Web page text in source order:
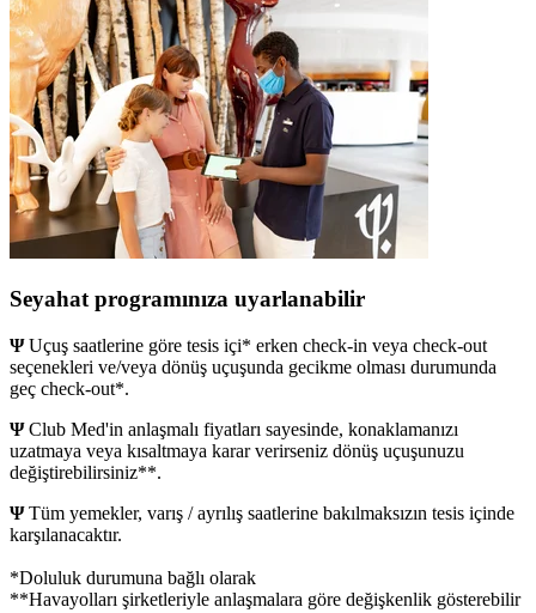
Seyahat programınıza uyarlanabilir
ΨUçuş saatlerine göre tesis içi* erken check-in veya check-out
seçenekleri ve/veya dönüş uçuşunda gecikme olması durumunda
geç check-out*.
ΨClub Med'in anlaşmalı fiyatları sayesinde, konaklamanızı
uzatmaya veya kısaltmaya karar verirseniz dönüş uçuşunuzu
değiştirebilirsiniz**.
ΨTüm yemekler, varış / ayrılış saatlerine bakılmaksızın tesis içinde
karşılanacaktır.
*Doluluk durumuna bağlı olarak
**Havayolları şirketleriyle anlaşmalara göre değişkenlik gösterebilir